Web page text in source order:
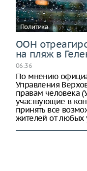
Политика
ООН
на пляж в
06:36
По мнению
Управления
правам человека
участвующие в
принять все
жителей от любых